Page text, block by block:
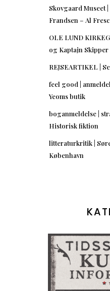
Skovgaard Museet
Frandsen – Al
OLE LUND
og Kaptajn Skipper
REJSEARTIKEL |
feel good |
Yeoms butik
boganmeldelse |
Historisk fiktion
litteraturkritik |
København